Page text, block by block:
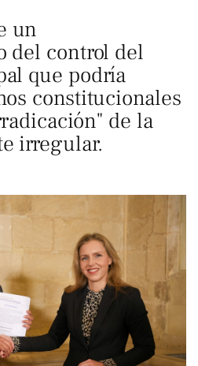
un
del control del
que podría
constitucionales
de la
irregular.